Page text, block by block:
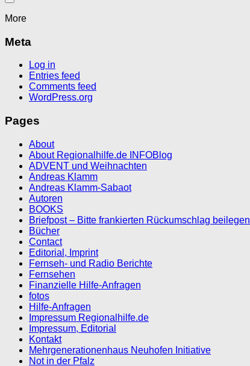
More
Meta
Log in
Entries feed
Comments feed
WordPress.org
Pages
About
About Regionalhilfe.de INFOBlog
ADVENT und Weihnachten
Andreas Klamm
Andreas Klamm-Sabaot
Autoren
BOOKS
Briefpost – Bitte frankierten Rückumschlag beilegen
Bücher
Contact
Editorial, Imprint
Fernseh- und Radio Berichte
Fernsehen
Finanzielle Hilfe-Anfragen
fotos
Hilfe-Anfragen
Impressum Regionalhilfe.de
Impressum, Editorial
Kontakt
Mehrgenerationenhaus Neuhofen Initiative
Not in der Pfalz